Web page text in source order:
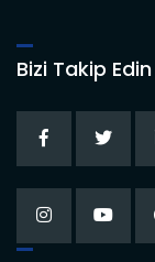
Bizi Takip Edin